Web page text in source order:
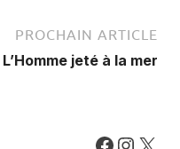
PROCHAIN ARTICLE
L’Homme jeté à la mer